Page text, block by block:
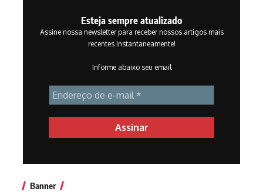
Esteja sempre atualizado
Assine nossa newsletter para receber nossos artigos mais
recentes instantaneamente!
Informe abaixo seu email
Banner